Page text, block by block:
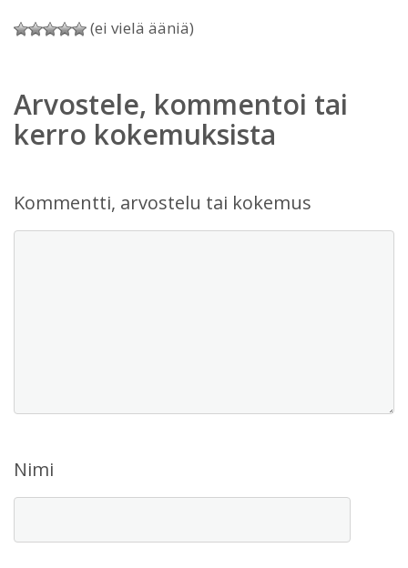
(ei vielä ääniä)
Arvostele, kommentoi tai
kerro kokemuksista
Kommentti, arvostelu tai kokemus
Nimi